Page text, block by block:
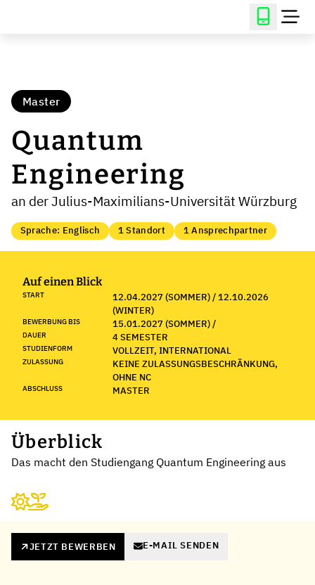
Master
Quantum
Engineering
an der Julius-Maximilians-Universität Würzburg
Sprache: Englisch 1 Standort 1 Ansprechpartner
Auf einen Blick
START
12.04.2027 (SOMMER) / 12.10.2026
(WINTER)
BEWERBUNG BIS 15.01.2027 (SOMMER) /
DAUER 4 SEMESTER
STUDIENFORM VOLLZEIT, INTERNATIONAL
ZULASSUNG
KEINE ZULASSUNGSBESCHRÄNKUNG,
OHNE NC
ABSCHLUSS MASTER
Überblick
Das macht den Studiengang Quantum Engineering aus
JETZT BEWERBEN E-MAIL SENDEN